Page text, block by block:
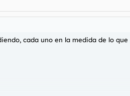
cada uno en la medida de lo